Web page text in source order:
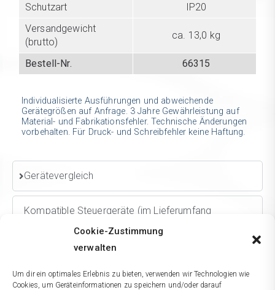
Cookie-Zustimmung
verwalten
Um dir ein optimales Erlebnis zu bieten, verwenden wir Technologien wie
Cookies, um Geräteinformationen zu speichern und/oder darauf
Schutzart
IP20
Versandgewicht
(brutto)
ca. 13,0 kg
Bestell-Nr. 66315
Individualisierte Ausführungen und abweichende
Gerätegrößen auf Anfrage. 3 Jahre Gewährleistung auf
Material- und Fabrikationsfehler. Technische Änderungen
vorbehalten. Für Druck- und Schreibfehler keine Haftung.
Gerätevergleich
Kompatible Steuergeräte (im Lieferumfang